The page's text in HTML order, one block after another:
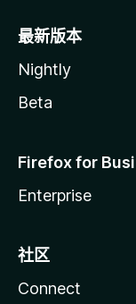
最新版本
Nightly
Beta
Firefox for
Enterprise
社区
Connect